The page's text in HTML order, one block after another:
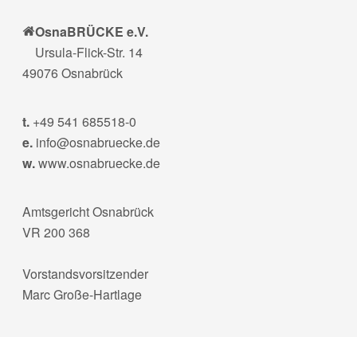
OsnaBRÜCKE e.V.
Ursula-Flick-Str. 14
49076 Osnabrück
t. +49 541 685518-0
e. info@osnabruecke.de
w.www.osnabruecke.de
Amtsgericht Osnabrück
VR 200 368
Vorstandsvorsitzender
Marc Große-Hartlage